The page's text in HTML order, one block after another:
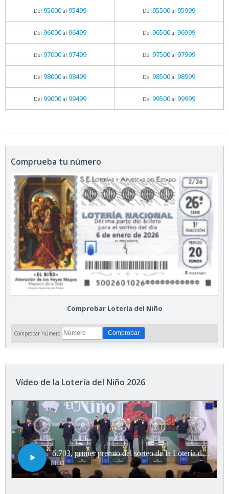
Del 95000al 95499 Del 95500al 95999
Del 96000al 96499 Del 96500al 96999
Del 97000al 97499 Del 97500al 97999
Del 98000al 98499 Del 98500al 98999
Del 99000al 99499 Del 99500al 99999
Comprueba tu número
Comprobar Lotería del Niño
Comprobar número:
Vídeo de la Lotería del Niño 2026